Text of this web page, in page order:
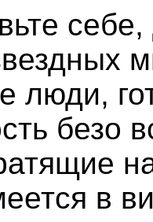
люди,
безо
в